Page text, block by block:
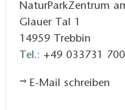
NaturParkZentrum
Glauer Tal 1
14959
Trebbin
Tel.: +49 033731
E-Mail schreiben